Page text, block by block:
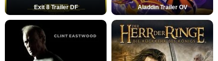
Exit 8 Trailer DF Aladdin Trailer OV